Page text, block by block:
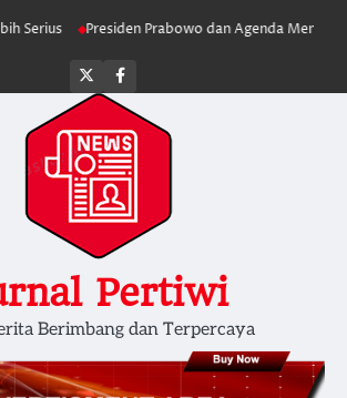
Presiden Prabowo dan Agenda Membersihkan
Twitterfacebook
Pertiwi
Berimbang dan Terpercaya